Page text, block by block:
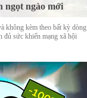
ngào mới
không kèm theo bất kỳ dòng
đủ sức khiến mạng xã hội